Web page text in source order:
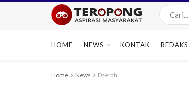
HOME NEWS KONTAK
Home News Daerah